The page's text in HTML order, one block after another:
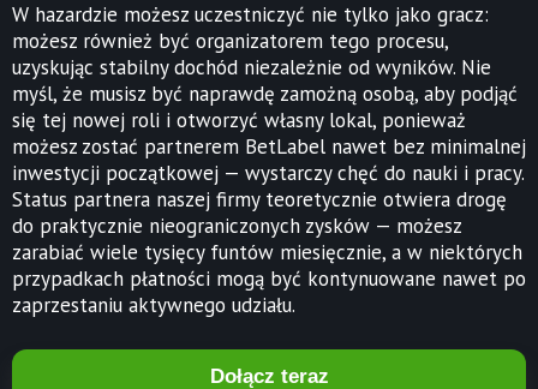
W hazardzie możesz uczestniczyć nie tylko jako gracz:
możesz również być organizatorem tego procesu,
uzyskując stabilny dochód niezależnie od wyników. Nie
myśl, że musisz być naprawdę zamożną osobą, aby podjąć
się tej nowej roli i otworzyć własny lokal, ponieważ
możesz zostać partnerem BetLabel nawet bez minimalnej
inwestycji początkowej — wystarczy chęć do nauki i pracy.
Status partnera naszej firmy teoretycznie otwiera drogę
do praktycznie nieograniczonych zysków — możesz
zarabiać wiele tysięcy funtów miesięcznie, a w niektórych
przypadkach płatności mogą być kontynuowane nawet po
zaprzestaniu aktywnego udziału.
Dołącz teraz